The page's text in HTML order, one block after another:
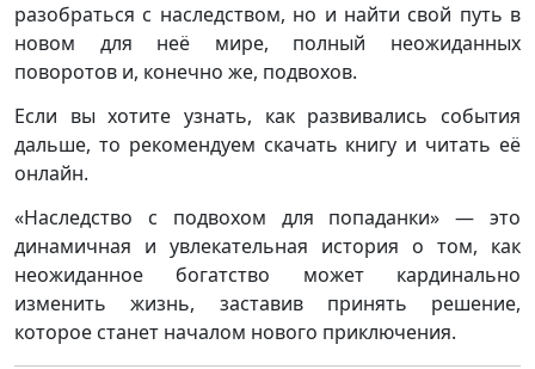
разобраться с наследством, но и найти свой путь в
новом для неё мире, полный неожиданных
поворотов и, конечно же, подвохов.
Если вы хотите узнать, как развивались события
дальше, то рекомендуем скачать книгу и читать её
онлайн.
«Наследство с подвохом для попаданки» — это
динамичная и увлекательная история о том, как
неожиданное богатство может кардинально
изменить жизнь, заставив принять решение,
которое станет началом нового приключения.